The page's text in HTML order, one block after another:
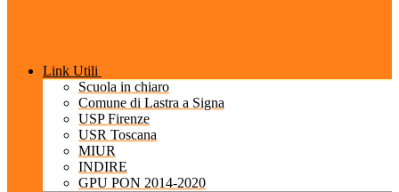
Link Utili
Scuola in chiaro
Comune di Lastra a Signa
USP Firenze
USR Toscana
MIUR
INDIRE
GPU PON 2014-2020